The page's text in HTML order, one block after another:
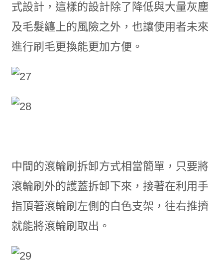
式設計，這樣的設計除了降低與大量灰塵
及毛髮纏上的風險之外，也讓使用者未來
進行刷毛更換能更加方便。
中間的滾輪刷拆卸方式相當簡單，只要將
滾輪刷外的護蓋拆卸下來，接著在利用手
指頂著滾輪刷左側的白色支架，往右推擠
就能將滾輪刷取出。